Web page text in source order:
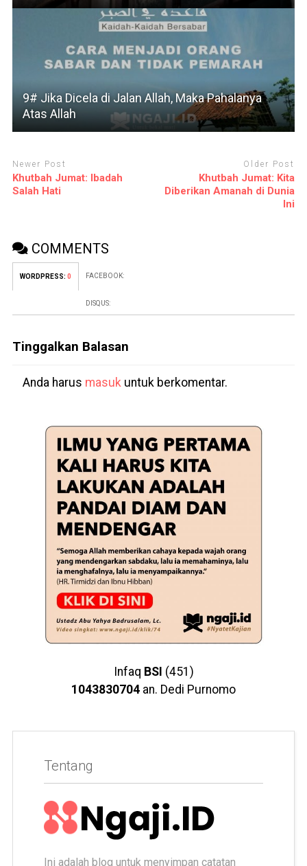
9# Jika Dicela di Jalan Allah, Maka Pahalanya
Atas Allah
Newer Post
Khutbah Jumat: Ibadah
Salah Hati
Older Post
Khutbah Jumat: Kita
Diberikan Amanah di Dunia
Ini
COMMENTS
WORDPRESS: 0 FACEBOOK:
DISQUS:
Tinggalkan Balasan
Anda harus masukuntuk berkomentar.
Infaq BSI (451)
1043830704 an. Dedi Purnomo
Tentang
Ini adalah blog untuk menyimpan catatan